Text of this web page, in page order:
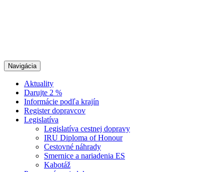
Navigácia
Aktuality
Darujte 2 %
Informácie podľa krajín
Register dopravcov
Legislatíva
Legislatíva cestnej dopravy
IRU Diploma of Honour
Cestovné náhrady
Smernice a nariadenia ES
Kabotáž